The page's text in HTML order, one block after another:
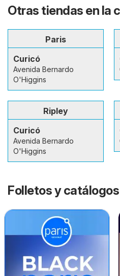
Otras tiendas en la
Paris
Curicó
Avenida Bernardo
O'Higgins
Ripley
Curicó
Avenida Bernardo
O'Higgins
Folletos y